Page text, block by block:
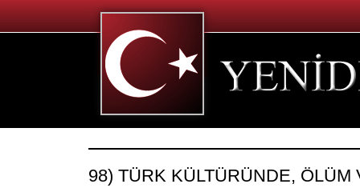
98) TÜRK KÜLTÜRÜNDE, ÖLÜM